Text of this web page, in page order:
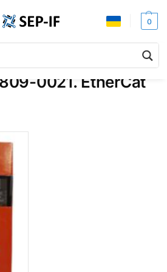
0
“Beckhoff EP1809-0021. EtherCat input module”
0021. EtherCat